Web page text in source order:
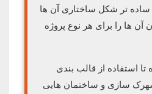
ساده تر شکل ساختاری آن ها
آن ها را برای هر نوع پروژه
استفاده از قالب بندی
شهرک سازی و ساختمان هایی